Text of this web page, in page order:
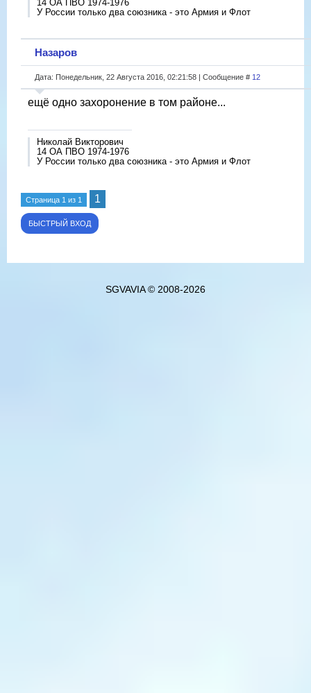
14 ОА ПВО 1974-1976
У России только два союзника - это Армия и Флот
Назаров
Дата: Понедельник, 22 Августа 2016, 02:21:58 | Сообщение # 12
ещё одно захоронение в том районе...
Николай Викторович
14 ОА ПВО 1974-1976
У России только два союзника - это Армия и Флот
Страница 1 из 1 1
SGVAVIA © 2008-2026